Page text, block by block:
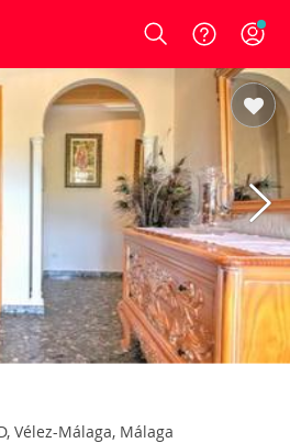
Login
Vélez-Málaga, Málaga